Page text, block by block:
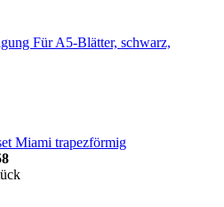
Für A5-Blätter, schwarz,
Miami trapezförmig